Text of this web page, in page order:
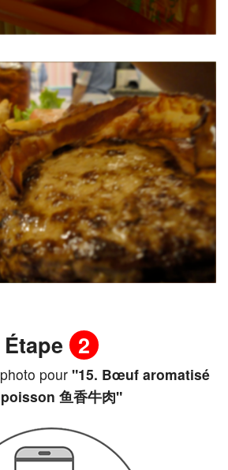
Étape 2
pour"15. Bœuf aromatisé
鱼香牛肉"